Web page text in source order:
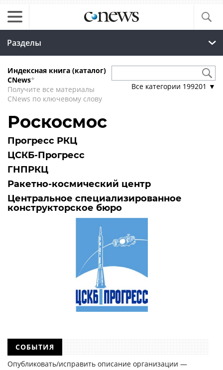
Разделы
Индексная книга (каталог)
CNews*
Получите все материалы
CNews по ключевому слову
Все категории 199201 ▼
Роскосмос
Прогресс РКЦ
ЦСКБ-Прогресс
ГНПРКЦ
Ракетно-космический центр
Центральное специализированное
конструкторское бюро
СОБЫТИЯ
Опубликовать/исправить описание организации —